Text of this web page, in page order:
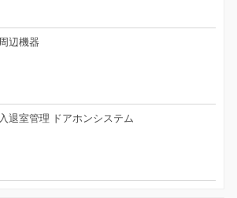
周辺機器
入退室管理 ドアホンシステム